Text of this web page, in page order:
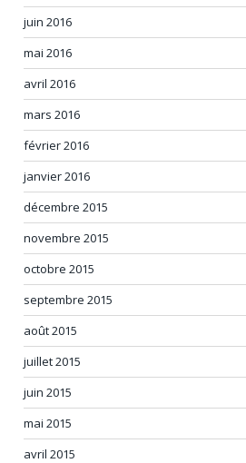
juin 2016
mai 2016
avril 2016
mars 2016
février 2016
janvier 2016
décembre 2015
novembre 2015
octobre 2015
septembre 2015
août 2015
juillet 2015
juin 2015
mai 2015
avril 2015